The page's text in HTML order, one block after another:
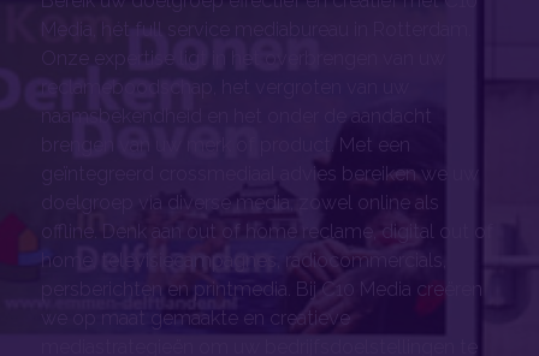
Media, hét full service mediabureau in Rotterdam.
Onze expertise ligt in het overbrengen van uw
reclameboodschap, het vergroten van uw
naamsbekendheid en het onder de aandacht
brengen van uw merk of product. Met een
geïntegreerd crossmediaal advies bereiken we uw
doelgroep via diverse media, zowel online als
offline. Denk aan out of home reclame, digital out of
home, televisiecampagnes, radiocommercials,
persberichten en printmedia. Bij C10 Media creëren
we op maat gemaakte en creatieve